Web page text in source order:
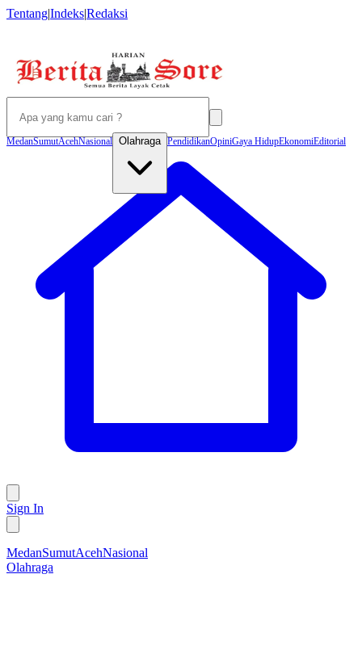
Tentang|Indeks|Redaksi
MedanSumutAcehNasional Olahraga PendidikanOpiniGaya HidupEkonomiEditorial
Sign In
MedanSumutAcehNasional
Olahraga